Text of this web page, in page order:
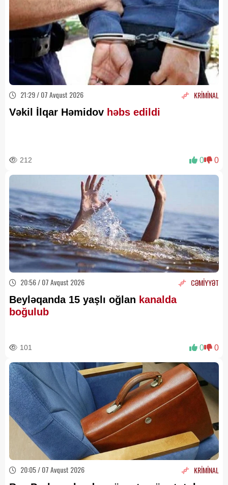
21:29 / 07 Avqust 2026 KRİMİNAL
Vəkil İlqar Həmidov həbs edildi
212 0 0
20:56 / 07 Avqust 2026 CƏMİYYƏT
Beyləqanda 15 yaşlı oğlan kanalda
boğulub
101 0 0
20:05 / 07 Avqust 2026 KRİMİNAL